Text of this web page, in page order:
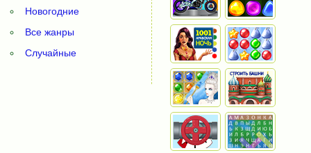
Новогодние
Все жанры
Случайные